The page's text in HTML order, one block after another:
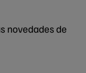
novedades de